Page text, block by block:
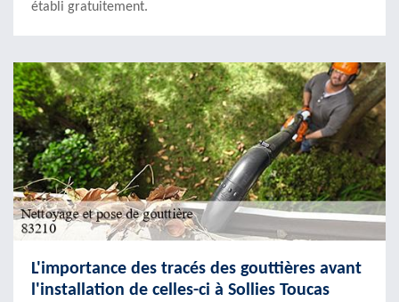
établi gratuitement.
L'importance des tracés des gouttières avant
l'installation de celles-ci à Sollies Toucas